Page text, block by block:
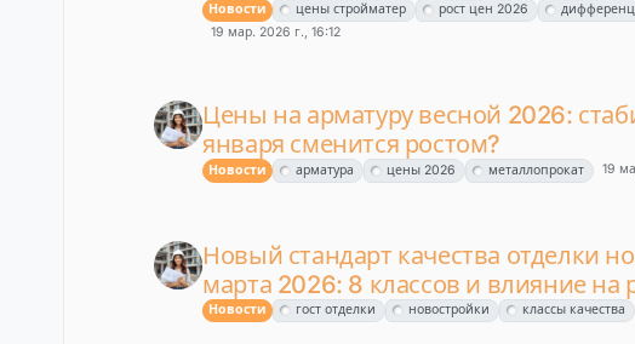
Новости цены стройматер рост цен 2026
19 мар. 2026 г., 16:12
Цены на арматуру весной 2026:
января сменится ростом?
Новости арматура цены 2026 металлопрокат 19
Новый стандарт качества отделки
марта 2026: 8 классов и влияние на
Новости гост отделки новостройки классы качества